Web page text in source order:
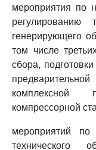
мероприятия по
регулированию
генерирующего
том числе
сбора,
комплексной
компрессорной
мероприятий по
технического